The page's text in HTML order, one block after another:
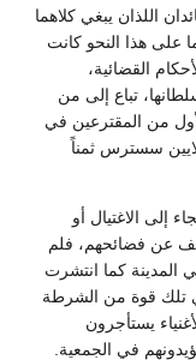
اللذان يبغي كلاهما
على هذا النحو كانت
القضائية،
تباع إلى من
من المقترعين في
53 على عشرة ملايين سسترس ثمناً
إلى الاغتيال أو
عن فضائحهم، فلم
المدينة كما انتشرت
تلك قوة من الشرطة
يستأجرون
في الجمعية.